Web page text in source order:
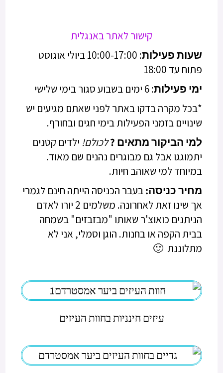
קישור לאתר באנגלית
שעות פעילות
: 10:00-17:00 ביולי אוגוסט
פתוח עד 18:00
ימי פעילות: 6 ימים בשבוע סגור בימי שלישי
*בכל מקרה בדקו באתר לפני שאתם מגיעים יש
שינויים בזמני הפעילות בימי חגים ובחורף.
למי הביקור מתאים ?לכולם! ילדים קטנים
יתמוגגו אבל גם מבוגרים נהנים שם מאוד.
במיוחד למי שאוהב חיות.
מחיר כניסה:בעבר הכניסה הייתה חינם לגמרי
אך שינו זאת לאחרונה. משלמים 2 יורו לאדם
הניתנים כואוצ'ר שאותו "מבזבזים" בשמחה
בבית הקפה או בחנות. הוגן וסמלי, אני לא
מתלוננת 🙂
עיזים חינניות בחוות העיזים